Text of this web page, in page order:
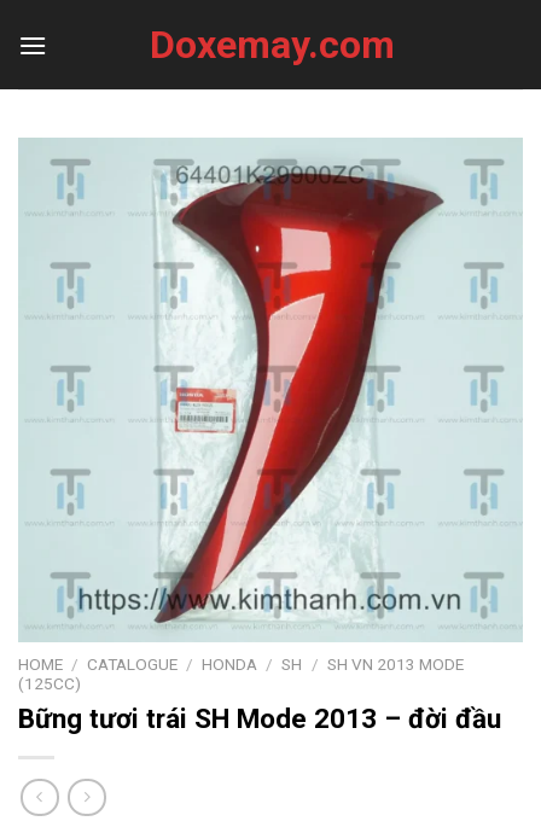
Doxemay.com
HOME / CATALOGUE / HONDA / SH / SH VN 2013 MODE
(125CC)
Bững tươi trái SH Mode 2013 – đời đầu